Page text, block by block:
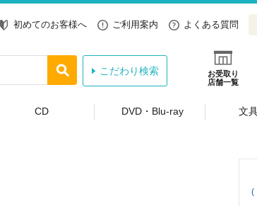
初めてのお客様へ ご利用案内 よくある質問
お受取り
店舗一覧
こだわり検索
CD DVD・Blu-ray 文
(